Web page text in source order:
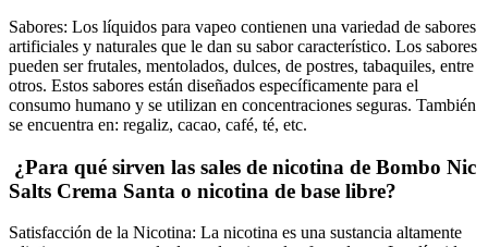
Sabores: Los líquidos para vapeo contienen una variedad de sabores
artificiales y naturales que le dan su sabor característico. Los sabores
pueden ser frutales, mentolados, dulces, de postres, tabaquiles, entre
otros. Estos sabores están diseñados específicamente para el
consumo humano y se utilizan en concentraciones seguras. También
se encuentra en: regaliz, cacao, café, té, etc.
¿Para qué sirven las sales de nicotina de Bombo Nic
Salts Crema Santa o nicotina de base libre?
Satisfacción de la Nicotina: La nicotina es una sustancia altamente